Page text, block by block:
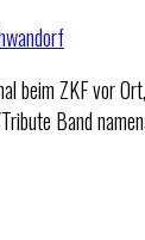
beim ZKF vor Ort,
Band